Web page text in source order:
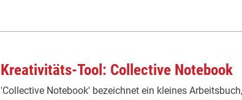
Kreativitäts-Tool: Collective Notebook
'Collective Notebook' bezeichnet ein kleines